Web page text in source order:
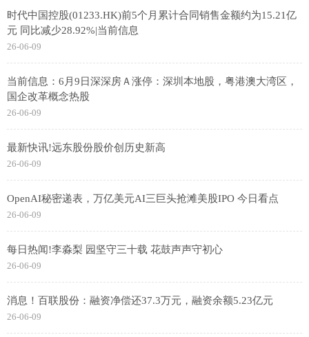
时代中国控股(01233.HK)前5个月累计合同销售金额约为15.21亿
元 同比减少28.92%|当前信息
26-06-09
当前信息：6月9日深深房Ａ涨停：深圳本地股，粤港澳大湾区，
国企改革概念热股
26-06-09
最新快讯!远东股份股价创历史新高
26-06-09
OpenAI秘密递表，万亿美元AI三巨头抢滩美股IPO 今日看点
26-06-09
每日热闻!李淼梨 园坚守三十载 花鼓声声守初心
26-06-09
消息！百联股份：融资净偿还37.3万元，融资余额5.23亿元
26-06-09